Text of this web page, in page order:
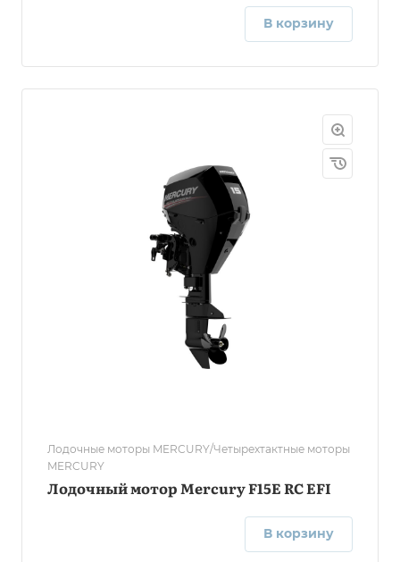
В корзину
Лодочные моторы MERCURY/Четырехтактные моторы
MERCURY
Лодочный мотор Mercury F15E RC EFI
В корзину